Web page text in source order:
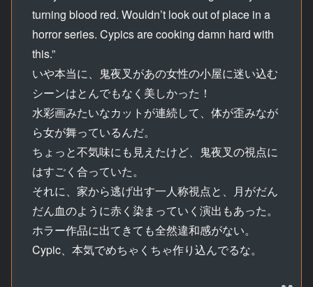
turning blood red. Wouldn’t look out of place in a
horror series. Cypics are cooking damn hard with
this.”
いや本当に、鬼夜叉があの女性の小屋に迷い込む
シーンはとんでもなく美しかった！
水彩画みたいなカットが連続して、体が歪みなが
ら女が舞っているんだ。
ちょっと不気味にも見えたけど、鬼夜叉の視点に
はすごく合っていた。
それに、家から逃げ出す一人称視点と、月がだん
だん血のように赤く染まっていく演出もあった。
ホラー作品に出てきても全然違和感がない。
Cypic、本気でめちゃくちゃ作り込んでるな。